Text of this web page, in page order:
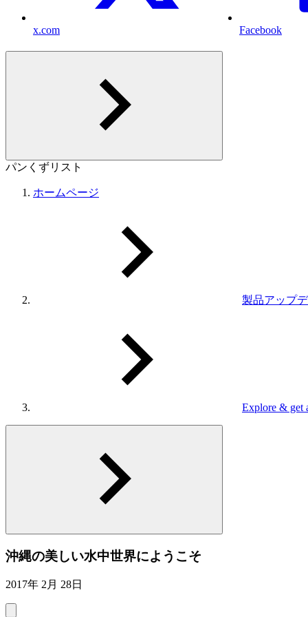
x.com Facebook
パンくずリスト
ホームページ
製品アップ
Explore & get
沖縄の美しい水中世界にようこそ
2017年 2月 28日